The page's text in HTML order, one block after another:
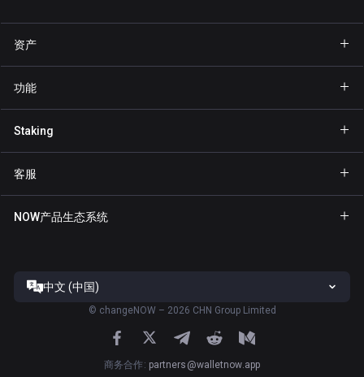
资产
钱包 Binance Coin
钱包 USD Coin
钱包 Ripple
全部钱包
功能
Staking
Staking TRX
Staking XTZ
客服
服务条款
NOW产品生态系统
ChangeNOW官网
NOW Tracker官网
ChangeNOW应用
中文 (中国)
© changeNOW – 2026 CHN Group Limited
商务合作 : partners@walletnow.app